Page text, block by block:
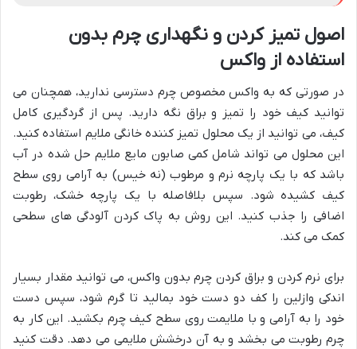
اصول تمیز کردن و نگهداری چرم بدون
استفاده از واکس
در صورتی که به واکس مخصوص چرم دسترسی ندارید، همچنان می
توانید کیف خود را تمیز و براق نگه دارید. پس از گردگیری کامل
کیف، می توانید از یک محلول تمیز کننده خانگی ملایم استفاده کنید.
این محلول می تواند شامل کمی صابون مایع ملایم حل شده در آب
باشد که با یک پارچه نرم و مرطوب (نه خیس) به آرامی روی سطح
کیف کشیده شود. سپس بلافاصله با یک پارچه خشک، رطوبت
اضافی را جذب کنید. این روش به پاک کردن آلودگی های سطحی
کمک می کند.
برای نرم کردن و براق کردن چرم بدون واکس، می توانید مقدار بسیار
اندکی وازلین را کف دو دست خود بمالید تا گرم شود، سپس دست
خود را به آرامی و با ملایمت روی سطح کیف چرم بکشید. این کار به
چرم رطوبت می بخشد و به آن درخشش ملایمی می دهد. دقت کنید